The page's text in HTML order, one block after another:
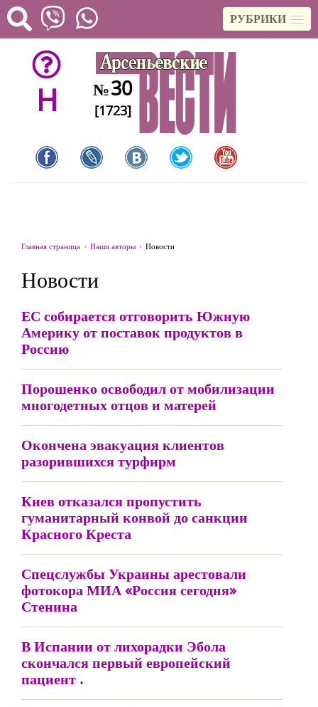
РУБРИКИ
H №30
[1723]
Главная страница Наши авторы Новости
Новости
ЕС собирается отговорить Южную
Америку от поставок продуктов в
Россию
Порошенко освободил от мобилизации
многодетных отцов и матерей
Окончена эвакуация клиентов
разорившихся турфирм
Киев отказался пропустить
гуманитарный конвой до санкции
Красного Креста
Спецслужбы Украины арестовали
фотокора МИА «Россия сегодня»
Стенина
В Испании от лихорадки Эбола
скончался первый европейский
пациент .